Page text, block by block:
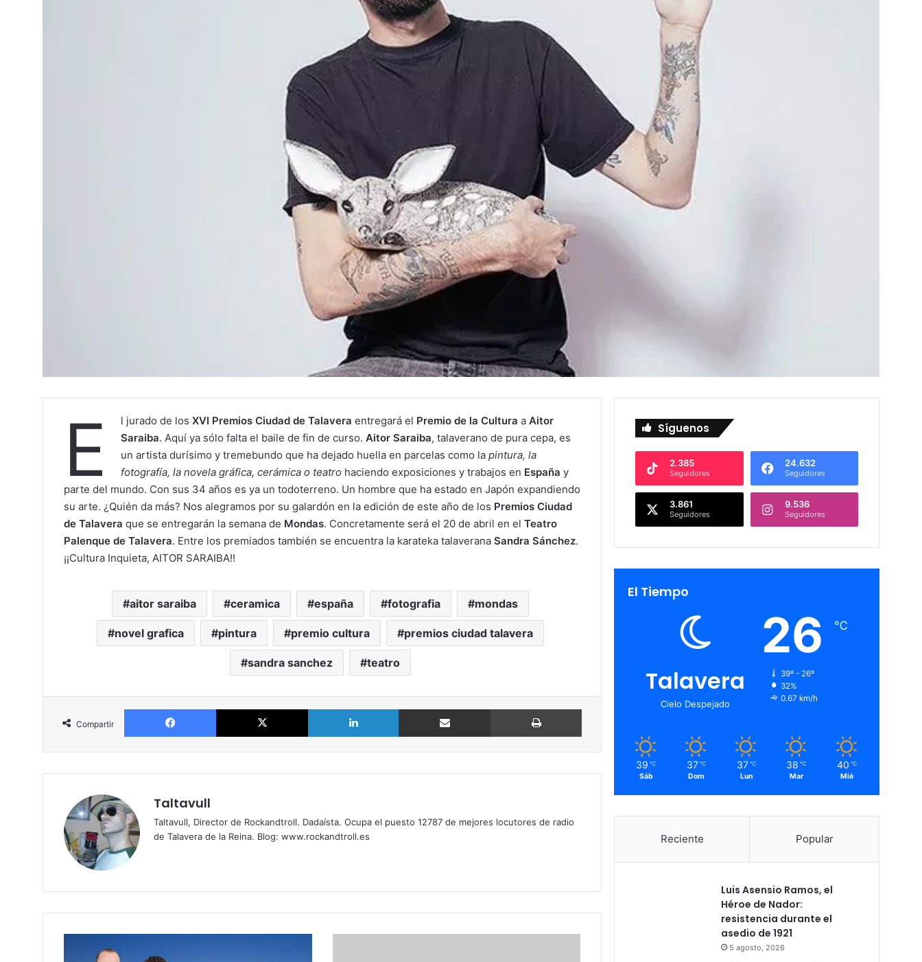
E l jurado de los XVI Premios Ciudad de Talavera entregará el Premio de la Cultura a Aitor
Saraiba. Aquí ya sólo falta el baile de fin de curso. Aitor Saraiba, talaverano de pura cepa, es
un artista durísimo y tremebundo que ha dejado huella en parcelas como la pintura, la
fotografía, la novela gráfica, cerámica o teatro haciendo exposiciones y trabajos en España y
parte del mundo. Con sus 34 años es ya un todoterreno. Un hombre que ha estado en Japón expandiendo
su arte. ¿Quién da más? Nos alegramos por su galardón en la edición de este año de los Premios Ciudad
de Talavera que se entregarán la semana de Mondas. Concretamente será el 20 de abril en el Teatro
Palenque de Talavera. Entre los premiados también se encuentra la karateka talaverana Sandra Sánchez.
¡¡Cultura Inquieta, AITOR SARAIBA!!
aitor saraiba ceramica españa fotografia mondas
novel grafica pintura premio cultura premios ciudad talavera
sandra sanchez teatro
Compartir
Facebook X LinkedIn Compartir por Email
Taltavull
Taltavull, Director de Rockandtroll. Dadaísta. Ocupa el puesto 12787 de mejores locutores de radio
de Talavera de la Reina. Blog: www.rockandtroll.es
Síguenos
2.385
Seguidores
24.632
Seguidores
3.861
Seguidores
9.536
Seguidores
El Tiempo
Talavera
Cielo Despejado
26 ℃
39º - 26º
32%
0.67 km/h
39 ℃
Sáb
37 ℃
Dom
37 ℃
Lun
38 ℃
Mar
40 ℃
Mié
Reciente Popular
Luis Asensio Ramos, el
Héroe de Nador:
resistencia durante el
asedio de 1921
5 agosto, 2026